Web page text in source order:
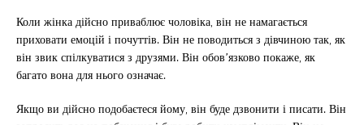
Коли жінка дійсно приваблює чоловіка, він не намагається
приховати емоцій і почуттів. Він не поводиться з дівчиною так, як
він звик спілкуватися з друзями. Він обов’язково покаже, як
багато вона для нього означає.
Якщо ви дійсно подобаєтеся йому, він буде дзвонити і писати. Він